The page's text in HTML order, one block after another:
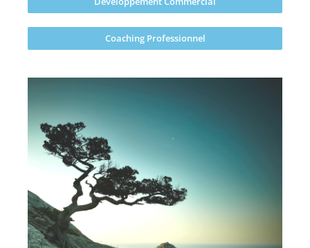
Coaching Professionnel